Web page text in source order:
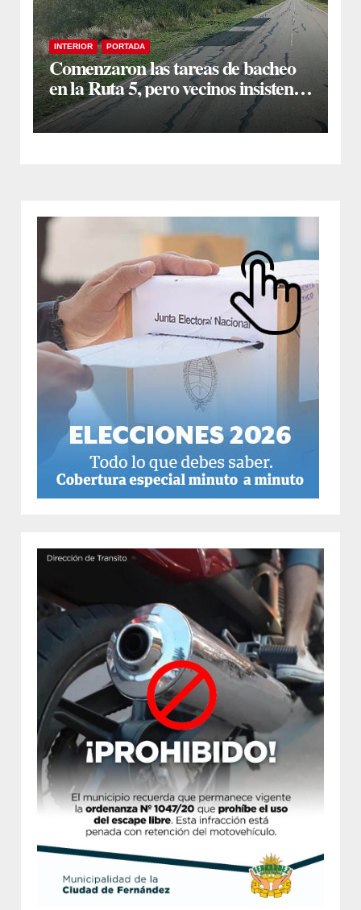
INTERIOR PORTADA
Comenzaron las tareas de bacheo
en la Ruta 5, pero vecinos insisten
en un reclamo integral